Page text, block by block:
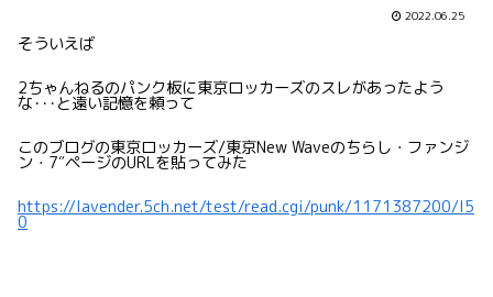
2022.06.25
そういえば
2ちゃんねるのパンク板に東京ロッカーズのスレがあったよう
な･･･と遠い記憶を頼って
このブログの東京ロッカーズ/東京New Waveのちらし・ファンジ
ン・7″ページのURLを貼ってみた
https://lavender.5ch.net/test/read.cgi/punk/1171387200/l5
0